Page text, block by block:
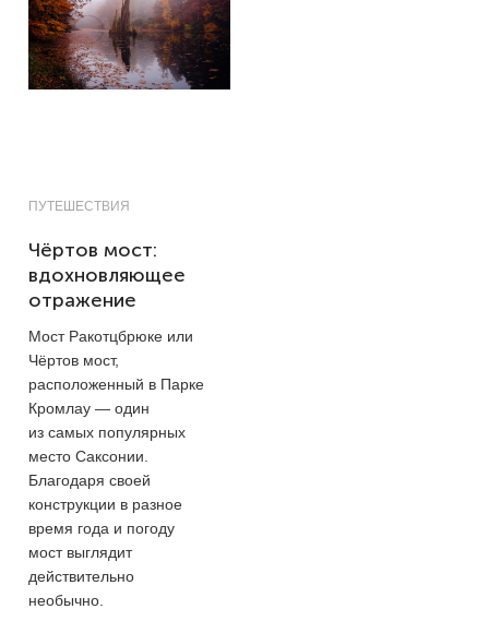
ПУТЕШЕСТВИЯ
Чёртов мост:
вдохновляющее
отражение
Мост Ракотцбрюке или
Чёртов мост,
расположенный в Парке
Кромлау — один
из самых популярных
место Саксонии.
Благодаря своей
конструкции в разное
время года и погоду
мост выглядит
действительно
необычно.